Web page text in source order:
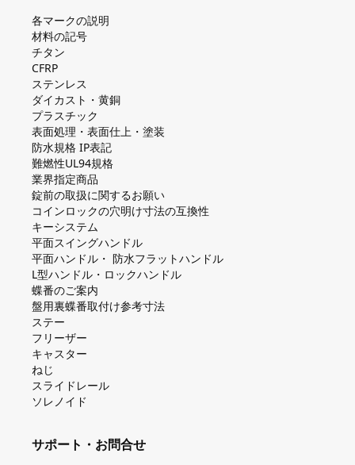
各マークの説明
材料の記号
チタン
CFRP
ステンレス
ダイカスト・⻩銅
プラスチック
表面処理・表面仕上・塗装
防⽔規格 IP表記
難燃性UL94規格
業界指定商品
錠前の取扱に関するお願い
コインロックの⽳明け⼨法の互換性
キーシステム
平⾯スイングハンドル
平⾯ハンドル・ 防⽔フラットハンドル
L型ハンドル・ロックハンドル
蝶番のご案内
盤⽤裏蝶番取付け参考⼨法
ステー
フリーザー
キャスター
ねじ
スライドレール
ソレノイド
サポート・お問合せ